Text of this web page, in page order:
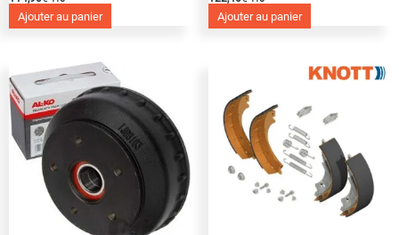
Ajouter au panier Ajouter au panier